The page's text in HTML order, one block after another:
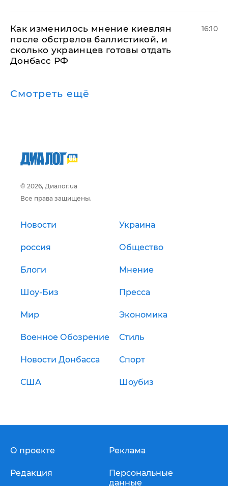
Как изменилось мнение киевлян
после обстрелов баллистикой, и
сколько украинцев готовы отдать
Донбасс РФ
16:10
Смотреть ещё
© 2026, Диалог.ua
Все права защищены.
Новости Украина
россия Общество
Блоги Мнение
Шоу-Биз Пресса
Мир Экономика
Военное Обозрение Стиль
Новости Донбасса Спорт
США Шоубиз
О проекте
Редакция
Реклама
Персональные
данные